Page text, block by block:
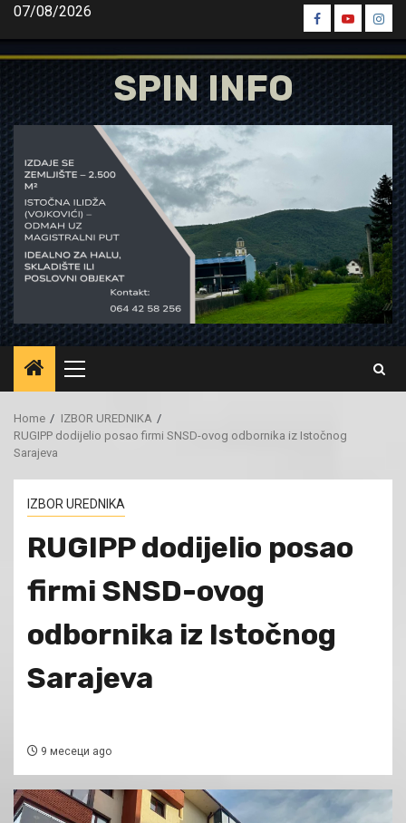
Skip
content
07/08/2026
Spin
Facebook
Spin
Youtube
Spin
SPIN INFO
Primary
Menu
Home
IZBOR UREDNIKA
RUGIPP dodijelio posao firmi SNSD-ovog odbornika iz Istočnog
Sarajeva
IZBOR UREDNIKA
RUGIPP dodijelio posao
firmi SNSD-ovog
odbornika iz Istočnog
Sarajeva
9 месеци ago